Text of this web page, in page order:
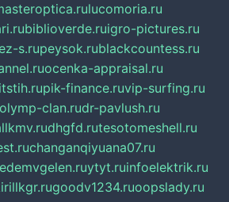
lucomoria.ru
biblioverde.ruigro-pictures.ru
s.rupeysok.rublackcountess.ru
ocenka-appraisal.ru
pik-finance.ruvip-surfing.ru
olymp-clan.rudr-pavlush.ru
dhgfd.rutesotomeshell.ru
changanqiyuana07.ru
edemvgelen.ruytyt.ruinfoelektrik.ru
goodv1234.ruoopslady.ru